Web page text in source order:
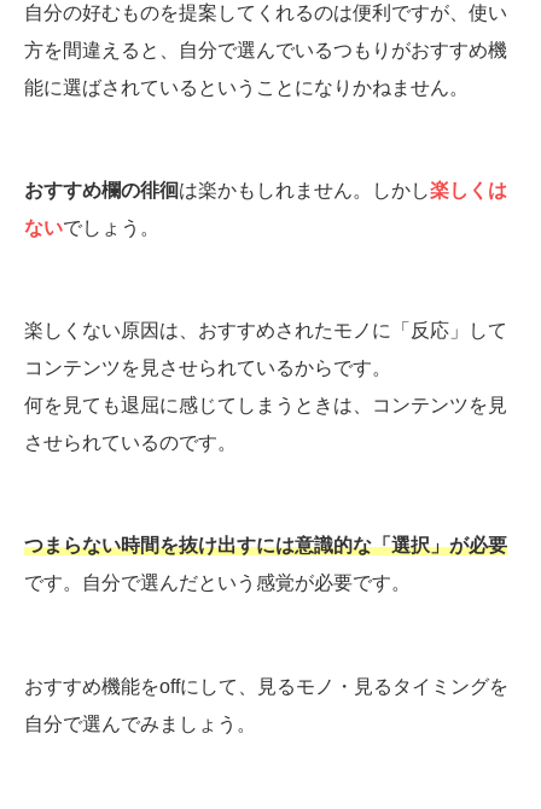
自分の好むものを提案してくれるのは便利ですが、使い
方を間違えると、自分で選んでいるつもりがおすすめ機
能に選ばされているということになりかねません。
おすすめ欄の徘徊は楽かもしれません。しかし楽しくは
ないでしょう。
楽しくない原因は、おすすめされたモノに「反応」して
コンテンツを見させられているからです。
何を見ても退屈に感じてしまうときは、コンテンツを見
させられているのです。
つまらない時間を抜け出すには意識的な「選択」が必要
です。自分で選んだという感覚が必要です。
おすすめ機能をoffにして、見るモノ・見るタイミングを
自分で選んでみましょう。